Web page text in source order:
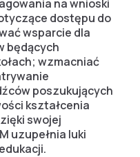
na wnioski
dostępu do
wsparcie dla
będących
wzmacniać
poszukujących
kształcenia
swojej
uzupełnia luki